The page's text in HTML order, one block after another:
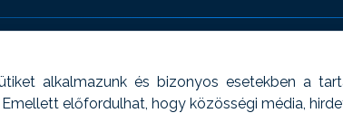
alkalmazunk és bizonyos esetekben a
előfordulhat, hogy közösségi média,